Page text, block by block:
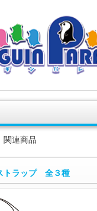
関連商品
トラップ 全３種